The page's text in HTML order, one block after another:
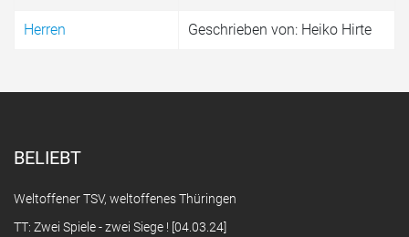
Herren Geschrieben von: Heiko Hirte
BELIEBT
Weltoffener TSV, weltoffenes Thüringen
TT: Zwei Spiele - zwei Siege ! [04.03.24]